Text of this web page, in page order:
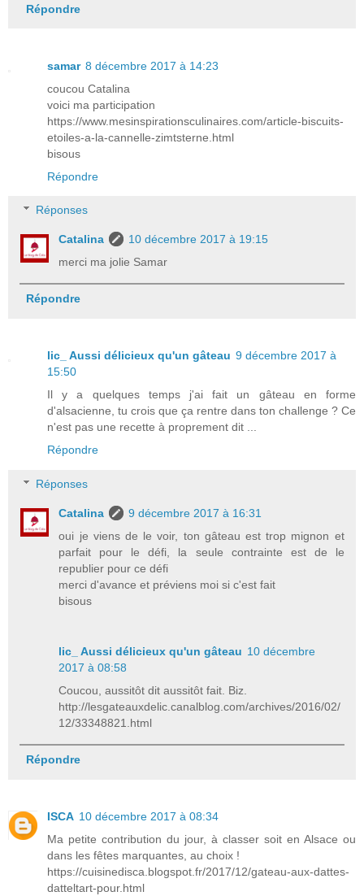
Répondre
samar 8 décembre 2017 à 14:23
coucou Catalina
voici ma participation
https://www.mesinspirationsculinaires.com/article-biscuits-
etoiles-a-la-cannelle-zimtsterne.html
bisous
Répondre
Réponses
Catalina
10 décembre 2017 à 19:15
merci ma jolie Samar
Répondre
lic_ Aussi délicieux qu'un gâteau 9 décembre 2017 à
15:50
Il y a quelques temps j'ai fait un gâteau en forme
d'alsacienne, tu crois que ça rentre dans ton challenge ? Ce
n'est pas une recette à proprement dit ...
Répondre
Réponses
Catalina
9 décembre 2017 à 16:31
oui je viens de le voir, ton gâteau est trop mignon et
parfait pour le défi, la seule contrainte est de le
republier pour ce défi
merci d'avance et préviens moi si c'est fait
bisous
lic_ Aussi délicieux qu'un gâteau 10 décembre
2017 à 08:58
Coucou, aussitôt dit aussitôt fait. Biz.
http://lesgateauxdelic.canalblog.com/archives/2016/02/
12/33348821.html
Répondre
ISCA 10 décembre 2017 à 08:34
Ma petite contribution du jour, à classer soit en Alsace ou
dans les fêtes marquantes, au choix !
https://cuisinedisca.blogspot.fr/2017/12/gateau-aux-dattes-
datteltart-pour.html